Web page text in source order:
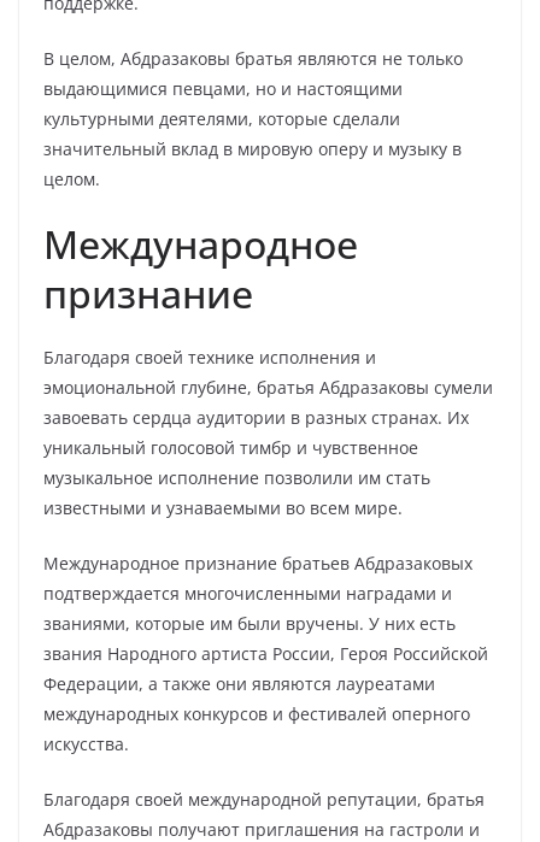
В целом, Абдразаковы братья являются не только
выдающимися певцами, но и настоящими
культурными деятелями, которые сделали
значительный вклад в мировую оперу и музыку в
целом.
Международное
признание
Благодаря своей технике исполнения и
эмоциональной глубине, братья Абдразаковы сумели
завоевать сердца аудитории в разных странах. Их
уникальный голосовой тимбр и чувственное
музыкальное исполнение позволили им стать
известными и узнаваемыми во всем мире.
Международное признание братьев Абдразаковых
подтверждается многочисленными наградами и
званиями, которые им были вручены. У них есть
звания Народного артиста России, Героя Российской
Федерации, а также они являются лауреатами
международных конкурсов и фестивалей оперного
искусства.
Благодаря своей международной репутации, братья
Абдразаковы получают приглашения на гастроли и